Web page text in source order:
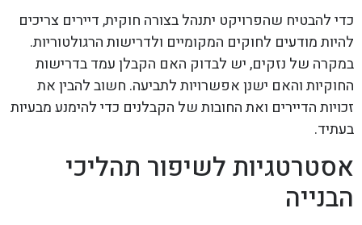
כדי להבטיח שהפרויקט יתנהל בצורה חוקית, דיירים צריכים
להיות מודעים לחוקים המקומיים ולדרישות הרגולטוריות.
במקרה של נזקים, יש לבדוק האם הקבלן עמד בדרישות
החוקיות והאם ישנן אפשרויות לתביעה. חשוב להבין את
זכויות הדיירים ואת החובות של הקבלנים כדי להימנע מבעיות
בעתיד.
אסטרטגיות לשיפור תהליכי
הבנייה